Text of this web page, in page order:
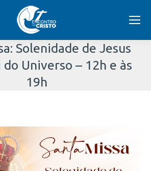
Solenidade de Jesus
Universo – 12h e às
19h